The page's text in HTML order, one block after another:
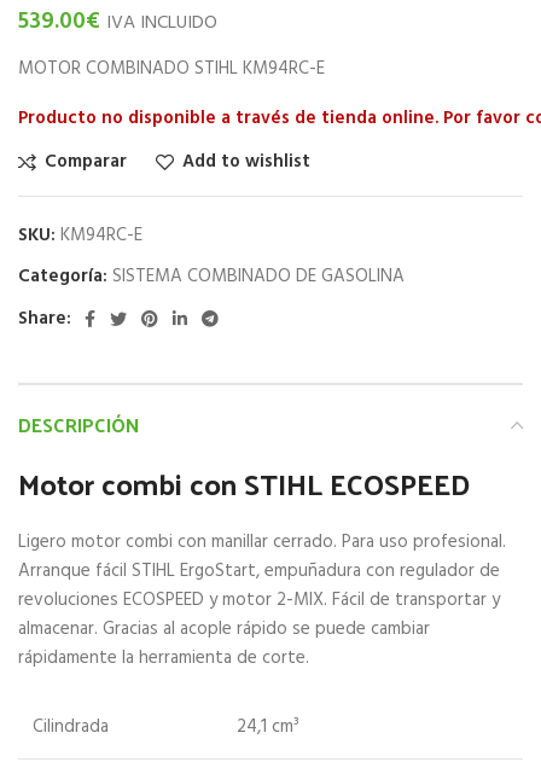
539.00€ IVA INCLUIDO
MOTOR COMBINADO STIHL KM94RC-E
Producto no disponible a través de tienda online. Por favor
Comparar
Add to wishlist
SKU: KM94RC-E
Categoría: SISTEMA COMBINADO DE GASOLINA
Share:
DESCRIPCIÓN
Motor combi con STIHL ECOSPEED
Ligero motor combi con manillar cerrado. Para uso profesional.
Arranque fácil STIHL ErgoStart, empuñadura con regulador de
revoluciones ECOSPEED y motor 2-MIX. Fácil de transportar y
almacenar. Gracias al acople rápido se puede cambiar
rápidamente la herramienta de corte.
Cilindrada 24,1 cm³